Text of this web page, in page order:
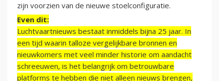
zijn voorzien van de nieuwe stoelconfiguratie.
Even dit:
Luchtvaartnieuws bestaat inmiddels bijna 25 jaar. In
een tijd waarin talloze vergelijkbare bronnen en
nieuwkomers met veel minder historie om aandacht
schreeuwen, is het belangrijk om betrouwbare
platforms te hebben die niet alleen nieuws brengen,